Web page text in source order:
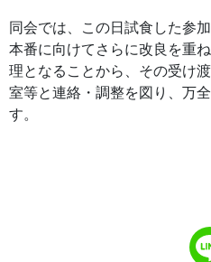
同会では、この日試食した参
本番に向けてさらに改良を重
理となることから、その受け
室等と連絡・調整を図り、万
す。